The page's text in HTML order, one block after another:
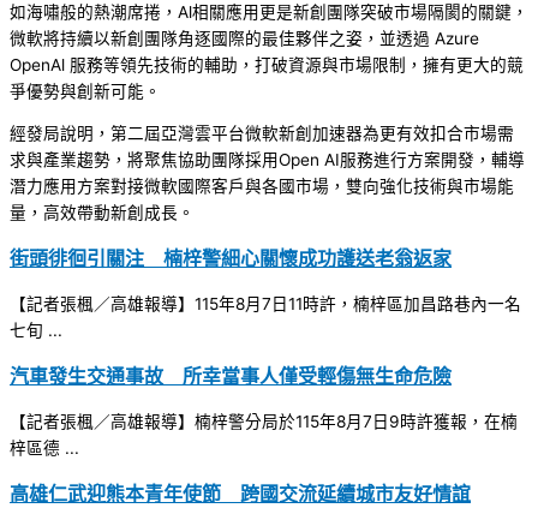
如海嘯般的熱潮席捲，Al相關應用更是新創團隊突破市場隔閡的關鍵，
微軟將持續以新創團隊角逐國際的最佳夥伴之姿，並透過 Azure
OpenAl 服務等領先技術的輔助，打破資源與市場限制，擁有更大的競
爭優勢與創新可能。
經發局說明，第二屆亞灣雲平台微軟新創加速器為更有效扣合市場需
求與產業趨勢，將聚焦協助團隊採用Open AI服務進行方案開發，輔導
潛力應用方案對接微軟國際客戶與各國市場，雙向強化技術與市場能
量，高效帶動新創成長。
街頭徘徊引關注 楠梓警細心關懷成功護送老翁返家
【記者張楓／高雄報導】115年8月7日11時許，楠梓區加昌路巷內一名
七旬 ...
汽車發生交通事故 所幸當事人僅受輕傷無生命危險
【記者張楓／高雄報導】楠梓警分局於115年8月7日9時許獲報，在楠
梓區德 ...
高雄仁武迎熊本青年使節 跨國交流延續城市友好情誼